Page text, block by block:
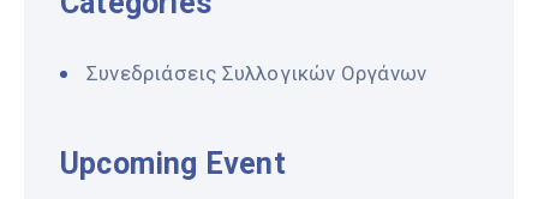
Συνεδριάσεις Συλλογικών Οργάνων
Upcoming Event